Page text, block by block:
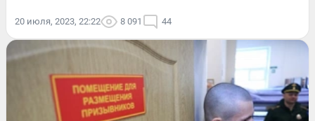
20 июля, 2023, 22:22 8 091 44